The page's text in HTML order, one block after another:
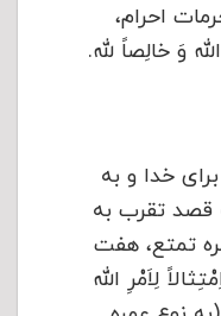
احرام،
وَ خالِصاً لله.
برای خدا و به
قصد تقرب به
تمتع، هفت
لِاَمْرِ الله